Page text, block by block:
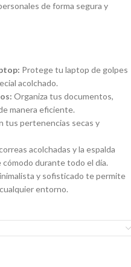
de forma segura y
Protege tu laptop de golpes
acolchado.
Organiza tus documentos,
manera eficiente.
tus pertenencias secas y
acolchadas y la espalda
durante todo el día.
y sofisticado te permite
entorno.